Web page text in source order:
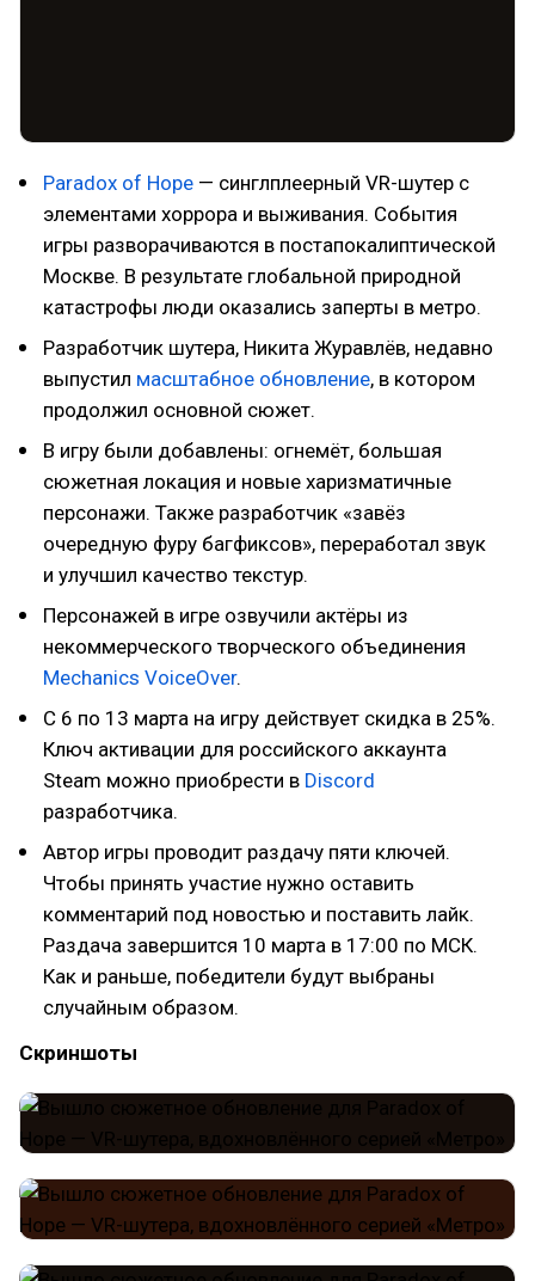
Paradox of Hope — синглплеерный VR-шутер с
элементами хоррора и выживания. События
игры разворачиваются в постапокалиптической
Москве. В результате глобальной природной
катастрофы люди оказались заперты в метро.
Разработчик шутера, Никита Журавлёв, недавно
выпустил масштабное обновление, в котором
продолжил основной сюжет.
В игру были добавлены: огнемёт, большая
сюжетная локация и новые харизматичные
персонажи. Также разработчик «завёз
очередную фуру багфиксов», переработал звук
и улучшил качество текстур.
Персонажей в игре озвучили актёры из
некоммерческого творческого объединения
Mechanics VoiceOver.
С 6 по 13 марта на игру действует скидка в 25%.
Ключ активации для российского аккаунта
Steam можно приобрести в Discord
разработчика.
Автор игры проводит раздачу пяти ключей.
Чтобы принять участие нужно оставить
комментарий под новостью и поставить лайк.
Раздача завершится 10 марта в 17:00 по МСК.
Как и раньше, победители будут выбраны
случайным образом.
Скриншоты